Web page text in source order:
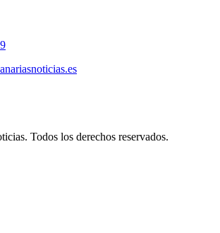
. Todos los derechos reservados.